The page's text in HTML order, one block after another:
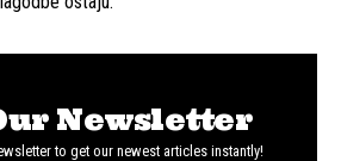
Newsletter
to get our newest articles instantly!